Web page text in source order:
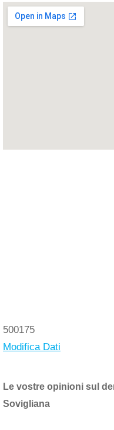
500175
Modifica Dati
Le vostre opinioni sul
Sovigliana